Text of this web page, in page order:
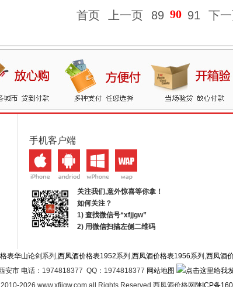
首页 上一页 89 90 91 下
手机客户端
关注我们,意外惊喜等你拿！
如何关注？
1) 查找微信号“xfjjgw”
2) 用微信扫描左侧二维码
表华山论剑 系列,西凤酒价格表1952系列,西凤酒价格表1956系列,西凤酒
安市 电话：1974818377 QQ：1974818377 网站地图
2026 www.xfjjgw.com all Rights Reserved 西凤酒价格网 陕ICP备